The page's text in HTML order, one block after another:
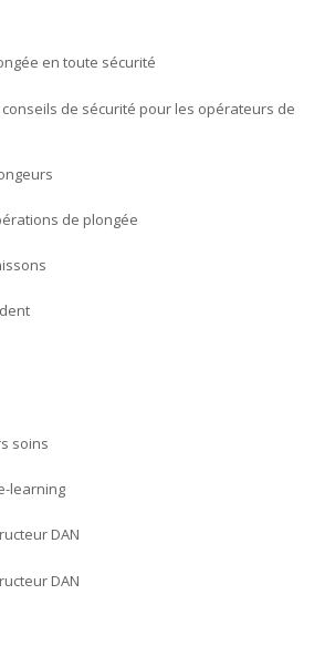
en toute sécurité
conseils de sécurité pour les opérateurs de
de plongée
soins
learning
DAN
DAN